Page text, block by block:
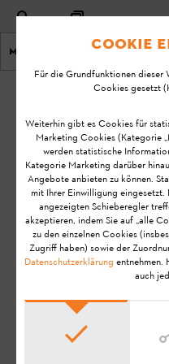
Menu
KA-01205
Wie ist der
Ladezustand
meines STIHL
AR L?
Hinweis:Bevor Sie Ihr
Betrieb nehmen, reinigen,
warten, reparieren,
Sie bitte die
Gebrauchsanleitung
Cookie
Für die Grundfunktionen dieser
Cookies gesetzt
Weiterhin gibt es Cookies für
Marketing Cookies (Kategorie
werden statistische
Kategorie Marketing darüber
Angebote anbieten zu können.
mit Ihrer Einwilligung eingesetzt.
angezeigten Schieberegler
akzeptieren, indem Sie auf „alle
zu den einzelnen Cookies
Zugriff haben) sowie der
Datenschutzerklärung entnehmen.
auch